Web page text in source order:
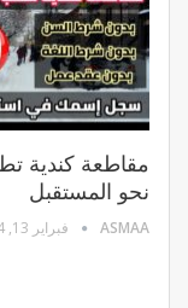
مقاطعة كندية
نحو المستقبل
ASMAA فبراير 13, 2024